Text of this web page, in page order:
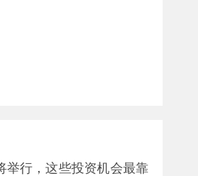
举行，这些投资机会最靠